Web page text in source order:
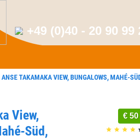
+49 (0)40 - 20 90 99
ANSE TAKAMAKA VIEW, BUNGALOWS, MAHÉ-
€ 50
View,
Süd,